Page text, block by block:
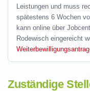
Leistungen und muss
spätestens 6 Wochen
kann online über
Rodewisch eingereicht
Zuständige